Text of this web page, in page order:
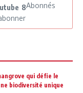
8Abonnés
qui défie le
biodiversité unique